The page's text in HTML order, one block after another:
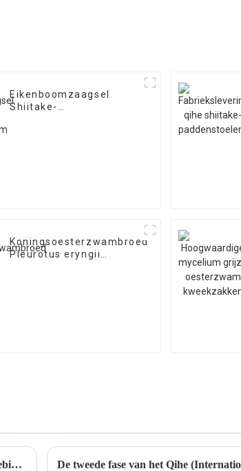
Eikenboomzaagsel
Shiitake-
Koningsoesterzwambroed
Pleurotus eryngii
Secretaris van de gemeente Zibo Jiang Dun Tao onderzoekt de Qihebiotech